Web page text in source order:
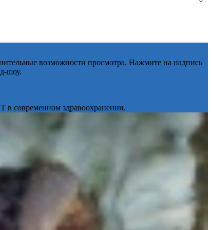
возможности просмотра. Нажмите на надпись
шоу.
в современном здравоохранении.